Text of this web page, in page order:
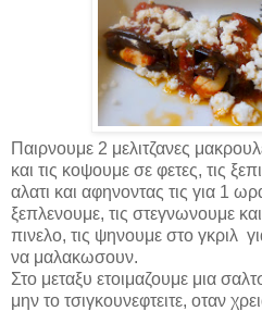
Παιρνουμε 2 μελιτζανες
και τις κοψουμε σε φετες, τις
αλατι και αφηνοντας τις για 1
ξεπλενουμε, τις στεγνωνουμε
πινελο, τις ψηνουμε στο γκριλ
να μαλακωσουν.
Στο μεταξυ ετοιμαζουμε μια
μην το τσιγκουνεφτειτε, οταν